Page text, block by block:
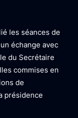
les séances de
échange avec
du Secrétaire
commises en
de
présidence